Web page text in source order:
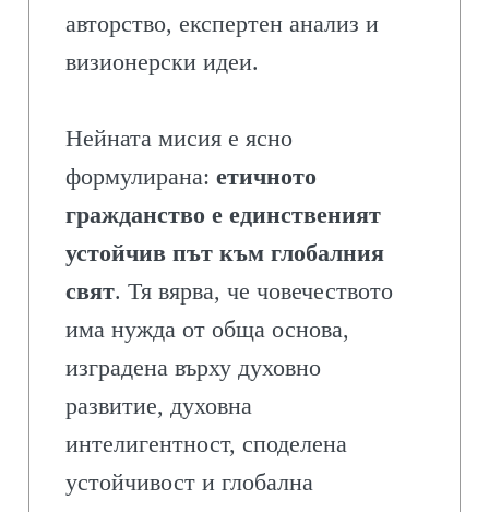
авторство, експертен анализ и
визионерски идеи.
Нейната мисия е ясно
формулирана:етичното
гражданство е единственият
устойчив път към глобалния
свят. Тя вярва, че човечеството
има нужда от обща основа,
изградена върху духовно
развитие, духовна
интелигентност, споделена
устойчивост и глобална